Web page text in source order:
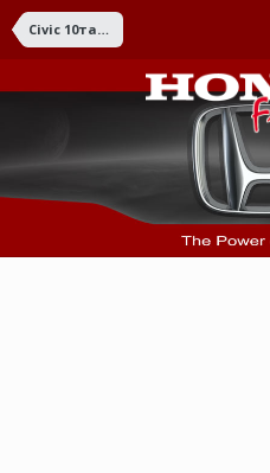
Civic 10та ген. (2017-2021)